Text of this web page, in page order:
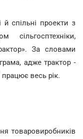
спільні проекти з
сільгосптехніки,
За словами
адже трактор -
весь рік.
товаровиробників